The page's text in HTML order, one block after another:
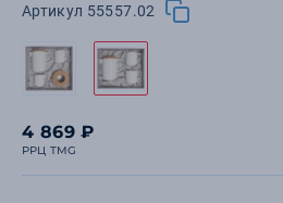
Артикул 55557.02
4 869 ₽
РРЦ TMG